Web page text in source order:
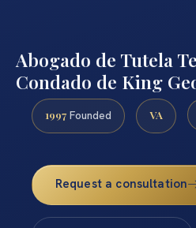
Abogado de Tutela
Condado de King
1997 Founded VA
Request a consultation